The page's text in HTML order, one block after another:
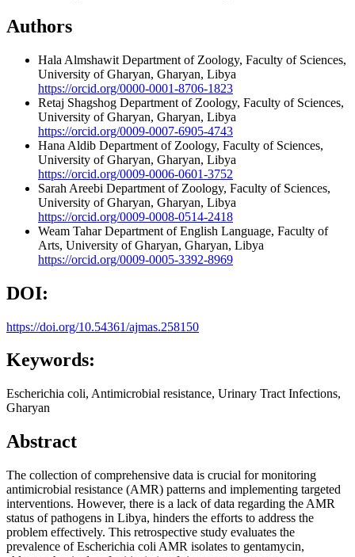
Authors
Hala Almshawit Department of Zoology, Faculty of Sciences,
University of Gharyan, Gharyan, Libya
https://orcid.org/0000-0001-8706-1823
Retaj Shagshog Department of Zoology, Faculty of Sciences,
University of Gharyan, Gharyan, Libya
https://orcid.org/0009-0007-6905-4743
Hana Aldib Department of Zoology, Faculty of Sciences,
University of Gharyan, Gharyan, Libya
https://orcid.org/0009-0006-0601-3752
Sarah Areebi Department of Zoology, Faculty of Sciences,
University of Gharyan, Gharyan, Libya
https://orcid.org/0009-0008-0514-2418
Weam TaharDepartment of English Language, Faculty of
Arts, University of Gharyan, Gharyan, Libya
https://orcid.org/0009-0005-3392-8969
DOI:
https://doi.org/10.54361/ajmas.258150
Keywords:
Escherichia coli, Antimicrobial resistance, Urinary Tract Infections,
Gharyan
Abstract
The collection of comprehensive data is crucial for monitoring
antimicrobial resistance (AMR) patterns and implementing targeted
interventions. However, there is a lack of data regarding the AMR
status of pathogens in Libya, hinders the efforts to address the
problem effectively. This retrospective study evaluates the
prevalence of Escherichia coli AMR isolates to gentamycin,